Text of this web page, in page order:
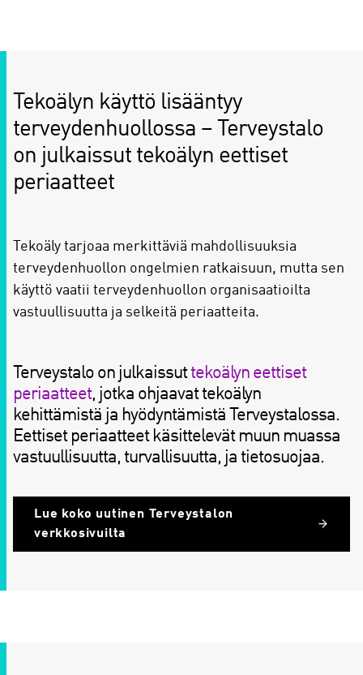
Tekoälyn käyttö lisääntyy
terveydenhuollossa – Terveystalo
on julkaissut tekoälyn eettiset
periaatteet
Tekoäly tarjoaa merkittäviä mahdollisuuksia
terveydenhuollon ongelmien ratkaisuun, mutta sen
käyttö vaatii terveydenhuollon organisaatioilta
vastuullisuutta ja selkeitä periaatteita.
Terveystalo on julkaissuttekoälyn eettiset
periaatteet, jotka ohjaavat tekoälyn
kehittämistä ja hyödyntämistä Terveystalossa.
Eettiset periaatteet käsittelevät muun muassa
vastuullisuutta, turvallisuutta, ja tietosuojaa.
Lue koko uutinen Terveystalon
verkkosivuilta